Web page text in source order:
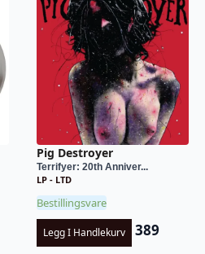
Pig Destroyer
Terrifyer: 20th Anniver...
LP - LTD
Bestillingsvare
Legg I Handlekurv 389